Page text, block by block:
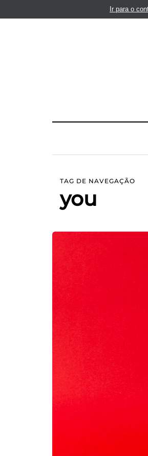
Ir para o
TAG DE NAVEGAÇÃO
you